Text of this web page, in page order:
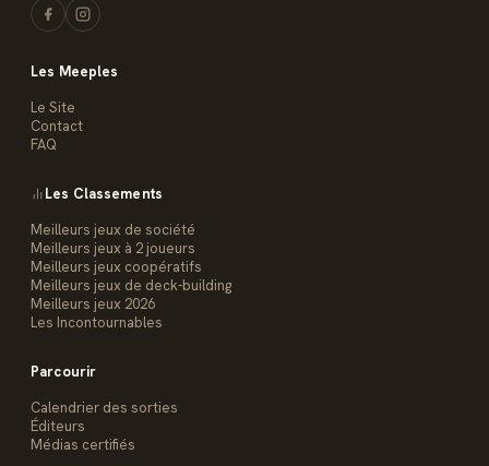
Les Meeples
Le Site
Contact
FAQ
Les Classements
Meilleurs jeux de société
Meilleurs jeux à 2 joueurs
Meilleurs jeux coopératifs
Meilleurs jeux de deck-building
Meilleurs jeux 2026
Les Incontournables
Parcourir
Calendrier des sorties
Éditeurs
Médias certifiés